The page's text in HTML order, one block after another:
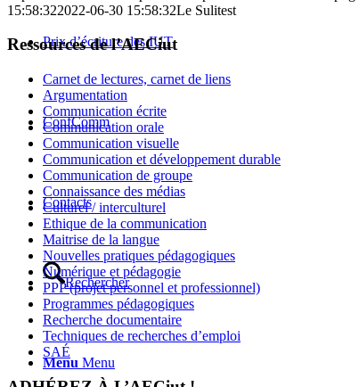
Prix d’écriture des IUT
ConfComm
Contacts
Rechercher
Menu Menu
15:58:322022-06-30 15:58:32Le Sulitest
Ressources de l’AECiut
Carnet de lectures, carnet de liens
Argumentation
Communication écrite
Communication orale
Communication visuelle
Communication et développement durable
Communication de groupe
Connaissance des médias
Culturel / interculturel
Ethique de la communication
Maitrise de la langue
Nouvelles pratiques pédagogiques
Numérique et pédagogie
PPP (projet personnel et professionnel)
Programmes pédagogiques
Recherche documentaire
Techniques de recherches d’emploi
SAÉ